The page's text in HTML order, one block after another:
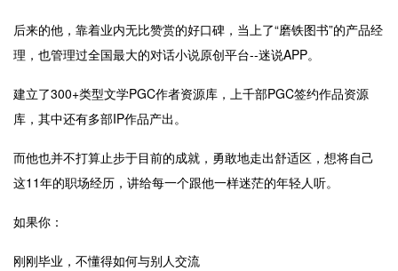
后来的他，靠着业内无比赞赏的好口碑，当上了“磨铁图书”的产品经
理，也管理过全国最大的对话小说原创平台--迷说APP。
建立了300+类型文学PGC作者资源库，上千部PGC签约作品资源
库，其中还有多部IP作品产出。
而他也并不打算止步于目前的成就，勇敢地走出舒适区，想将自己
这11年的职场经历，讲给每一个跟他一样迷茫的年轻人听。
如果你：
刚刚毕业，不懂得如何与别人交流